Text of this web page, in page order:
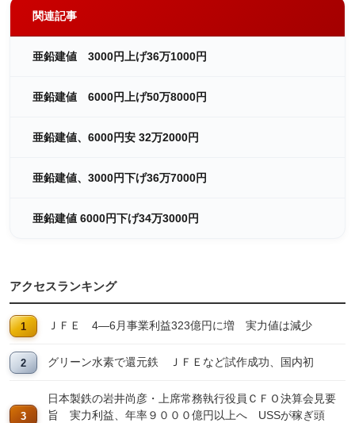
関連記事
亜鉛建値 3000円上げ36万1000円
亜鉛建値 6000円上げ50万8000円
亜鉛建値、6000円安 32万2000円
亜鉛建値、3000円下げ36万7000円
亜鉛建値 6000円下げ34万3000円
アクセスランキング
ＪＦＥ 4―6月事業利益323億円に増 実力値は減少
グリーン水素で還元鉄 ＪＦＥなど試作成功、国内初
日本製鉄の岩井尚彦・上席常務執行役員ＣＦＯ決算会見要
旨 実力利益、年率９０００億円以上へ USSが稼ぎ頭